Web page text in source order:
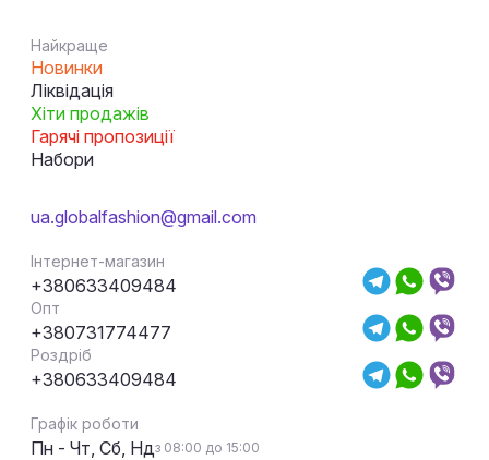
Найкраще
Новинки
Ліквідація
Хіти продажів
Гарячі пропозиції
Набори
ua.globalfashion@gmail.com
Інтернет-магазин
+380633409484
Опт
+380731774477
Роздріб
+380633409484
Графік роботи
Пн - Чт, Сб, Ндз 08:00 до 15:00